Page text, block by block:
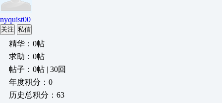
nyquist00
关注 私信
精华：0帖
求助：0帖
帖子：0帖 | 30回
年度积分：0
历史总积分：63